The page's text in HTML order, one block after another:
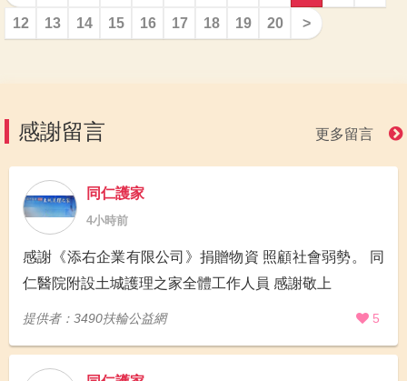
12 13 14 15 16 17 18 19 20 >
感謝留言 更多留言
同仁護家
4小時前
感謝《添右企業有限公司》捐贈物資 照顧社會弱勢。 同
仁醫院附設土城護理之家全體工作人員 感謝敬上
提供者：3490扶輪公益網 5